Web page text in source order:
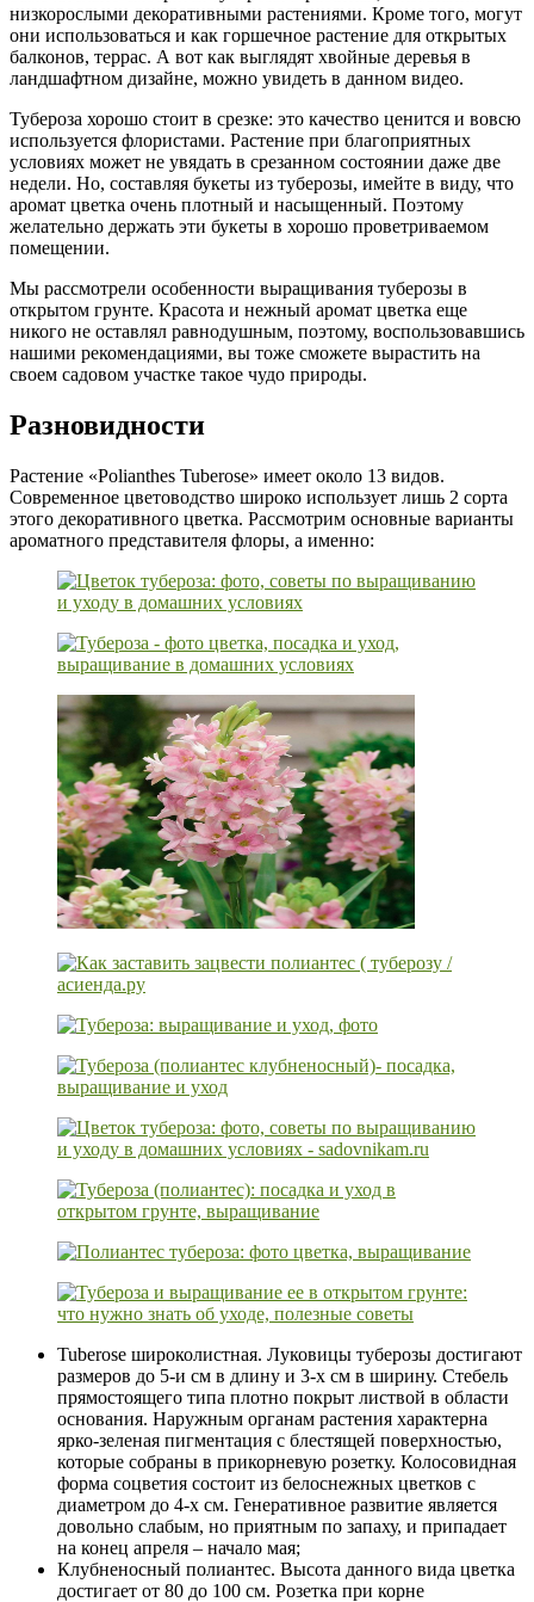
низкорослыми декоративными растениями. Кроме того, могут
они использоваться и как горшечное растение для открытых
балконов, террас. А вот как выглядят хвойные деревья в
ландшафтном дизайне, можно увидеть в данном видео.
Тубероза хорошо стоит в срезке: это качество ценится и вовсю
используется флористами. Растение при благоприятных
условиях может не увядать в срезанном состоянии даже две
недели. Но, составляя букеты из туберозы, имейте в виду, что
аромат цветка очень плотный и насыщенный. Поэтому
желательно держать эти букеты в хорошо проветриваемом
помещении.
Мы рассмотрели особенности выращивания туберозы в
открытом грунте. Красота и нежный аромат цветка еще
никого не оставлял равнодушным, поэтому, воспользовавшись
нашими рекомендациями, вы тоже сможете вырастить на
своем садовом участке такое чудо природы.
Разновидности
Растение «Polianthes Tuberose» имеет около 13 видов.
Современное цветоводство широко использует лишь 2 сорта
этого декоративного цветка. Рассмотрим основные варианты
ароматного представителя флоры, а именно:
Tuberose широколистная. Луковицы туберозы достигают
размеров до 5-и см в длину и 3-х см в ширину. Стебель
прямостоящего типа плотно покрыт листвой в области
основания. Наружным органам растения характерна
ярко-зеленая пигментация с блестящей поверхностью,
которые собраны в прикорневую розетку. Колосовидная
форма соцветия состоит из белоснежных цветков с
диаметром до 4-х см. Генеративное развитие является
довольно слабым, но приятным по запаху, и припадает
на конец апреля – начало мая;
Клубненосный полиантес. Высота данного вида цветка
достигает от 80 до 100 см. Розетка при корне